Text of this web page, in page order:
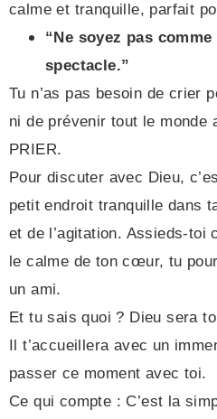
calme et tranquille, parfait
“Ne soyez pas
spectacle.”
Tu n’as pas besoin de crier
ni de prévenir tout le monde
PRIER.
Pour discuter avec Dieu,
petit endroit tranquille dans
et de l’agitation. Assieds-toi
le calme de ton cœur, tu
un ami.
Et tu sais quoi ? Dieu sera
Il t’accueillera avec un
passer ce moment avec toi.
Ce qui compte : C’est la